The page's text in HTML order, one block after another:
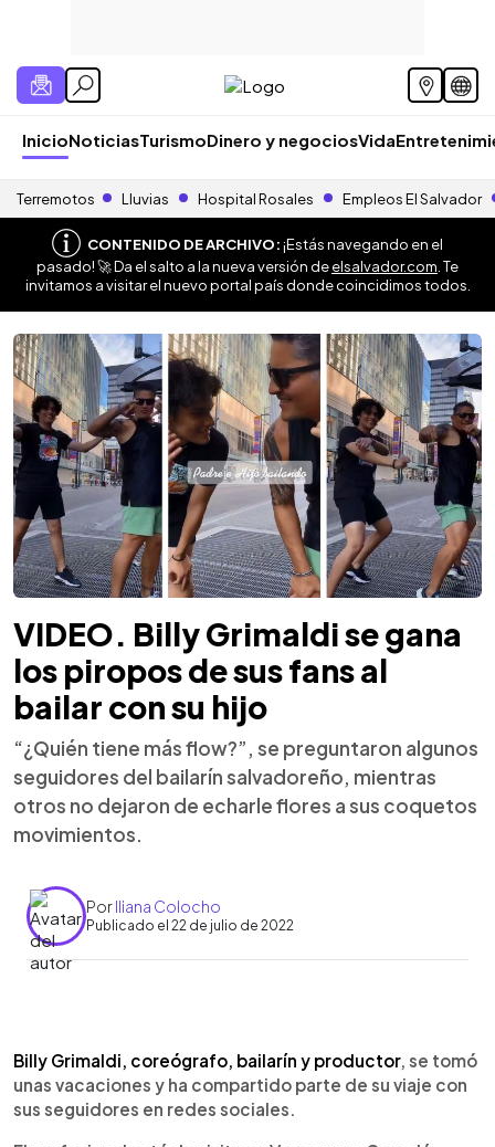
InicioNoticiasTurismoDinero y negociosVida
Terremotos Lluvias Hospital Rosales Empleos El Salvador
CONTENIDO DE ARCHIVO:¡Estás navegando en el
pasado! 🚀 Da el salto a la nueva versión deelsalvador.com . Te
invitamos a visitar el nuevo portal país donde coincidimos todos.
VIDEO. Billy Grimaldi se gana
los piropos de sus fans al
bailar con su hijo
“¿Quién tiene más flow?”, se preguntaron algunos
seguidores del bailarín salvadoreño, mientras
otros no dejaron de echarle flores a sus coquetos
movimientos.
PorIliana Colocho
Publicado el 22 de julio de 2022
► Escuchar artículo
Billy Grimaldi, coreógrafo, bailarín y productor, se tomó
unas vacaciones y ha compartido parte de su viaje con
sus seguidores en redes sociales.